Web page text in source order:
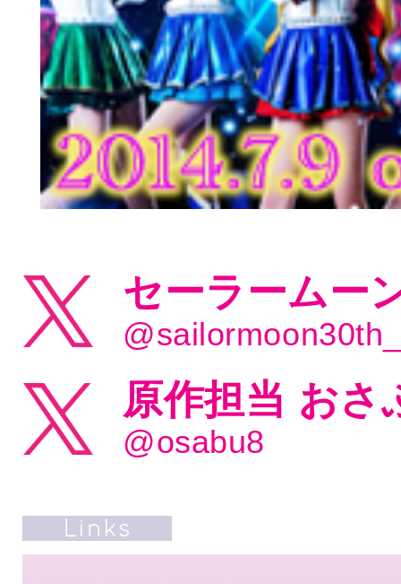
セーラームー
@sailormoon30th_
原作担当 おさ
@osabu8